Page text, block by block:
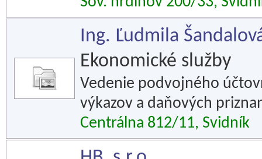
Ing. Ľudmila
Ekonomické služby
Vedenie podvojného
výkazov a daňových
Centrálna 812/11, Svidník